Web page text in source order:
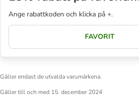
Ange rabattkoden och klicka på +.
FAVORIT
Gäller endast de utvalda varumärkena.
Gäller till och med 15. december 2024